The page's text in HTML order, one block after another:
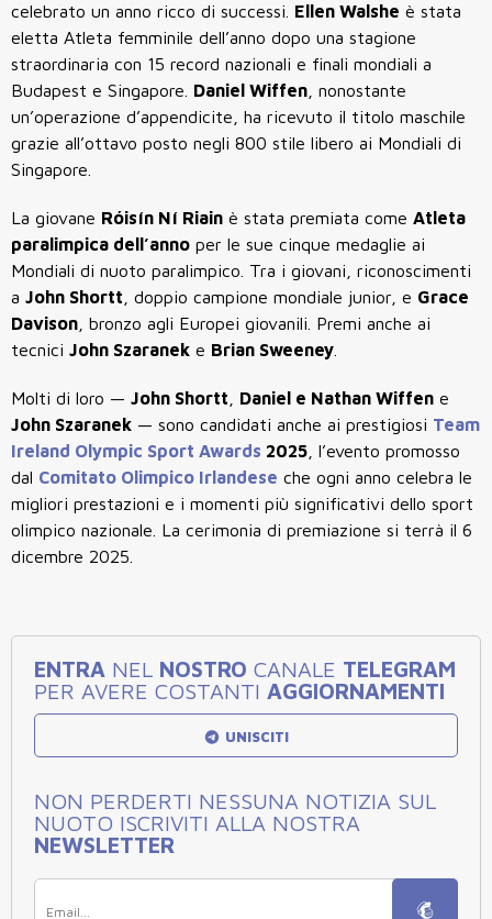
celebrato un anno ricco di successi. Ellen Walshe è stata
eletta Atleta femminile dell’anno dopo una stagione
straordinaria con 15 record nazionali e finali mondiali a
Budapest e Singapore. Daniel Wiffen , nonostante
un’operazione d’appendicite, ha ricevuto il titolo maschile
grazie all’ottavo posto negli 800 stile libero ai Mondiali di
Singapore.
La giovane Róisín Ní Riain è stata premiata come Atleta
paralimpica dell’anno per le sue cinque medaglie ai
Mondiali di nuoto paralimpico. Tra i giovani, riconoscimenti
a John Shortt , doppio campione mondiale junior, e Grace
Davison , bronzo agli Europei giovanili. Premi anche ai
tecnici John Szaranek e Brian Sweeney
Molti di loro — John Shortt Daniel e Nathan Wiffen e
John Szaranek — sono candidati anche ai prestigiosi Team
Ireland Olympic Sport Awards 2025 , l’evento promosso
dal Comitato Olimpico Irlandese che ogni anno celebra le
migliori prestazioni e i momenti più significativi dello sport
olimpico nazionale. La cerimonia di premiazione si terrà il 6
dicembre 2025
ENTRA NEL NOSTRO CANALE TELEGRAM
PER AVERE COSTANTI AGGIORNAMENTI
UNISCITI
NON PERDERTI NESSUNA NOTIZIA SUL
NUOTO ISCRIVITI ALLA NOSTRA
NEWSLETTER